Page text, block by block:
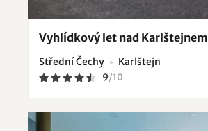
Vyhlídkový let nad Karlštejnem
Střední Čechy Karlštejn
9/10